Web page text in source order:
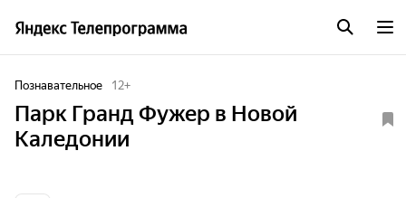
Познавательное 12+
Парк Гранд Фужер в Новой
Каледонии